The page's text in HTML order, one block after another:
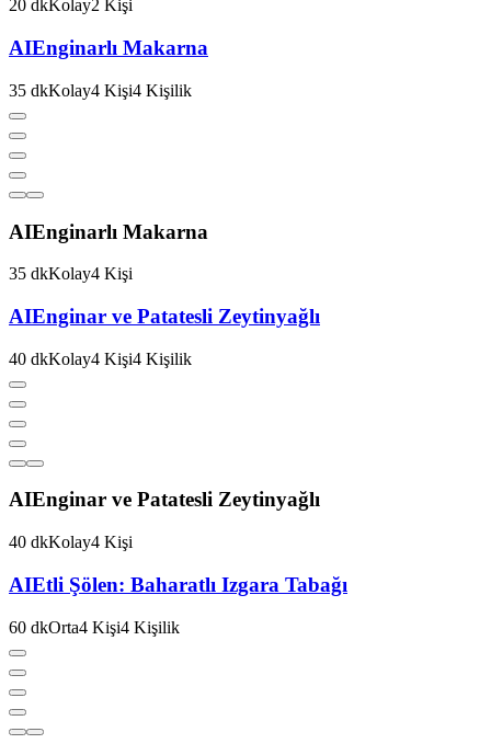
20 dkKolay2 Kişi
AIEnginarlı Makarna
35 dkKolay4 Kişi4 Kişilik
AIEnginarlı Makarna
35 dkKolay4 Kişi
AIEnginar ve Patatesli Zeytinyağlı
40 dkKolay4 Kişi4 Kişilik
AIEnginar ve Patatesli Zeytinyağlı
40 dkKolay4 Kişi
AIEtli Şölen: Baharatlı Izgara Tabağı
60 dkOrta4 Kişi4 Kişilik